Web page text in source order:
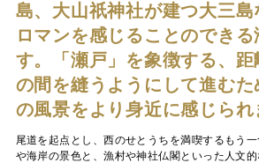
島、大山祇神社が建つ大三
ロマンを感じることのできる
す。「瀬戸」を象徴する、距
の間を縫うようにして進む
の風景をより身近に感じられ
尾道を起点とし、西のせとうちを満喫するもう
や海岸の景色と、漁村や神社仏閣といった人文